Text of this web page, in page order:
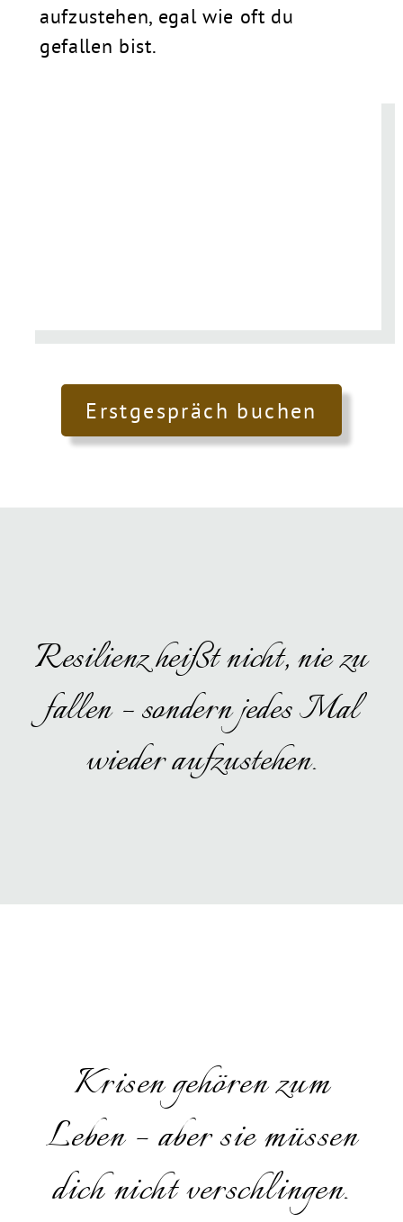
aufzustehen, egal wie oft du
gefallen bist.
Erstgespräch buchen
Resilienz heißt nicht, nie zu
fallen – sondern jedes Mal
wieder aufzustehen.
Krisen gehören zum
Leben – aber sie müssen
dich nicht verschlingen.